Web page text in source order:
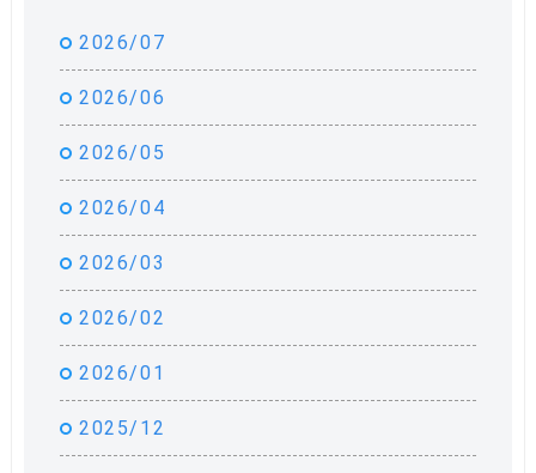
2026/07
2026/06
2026/05
2026/04
2026/03
2026/02
2026/01
2025/12